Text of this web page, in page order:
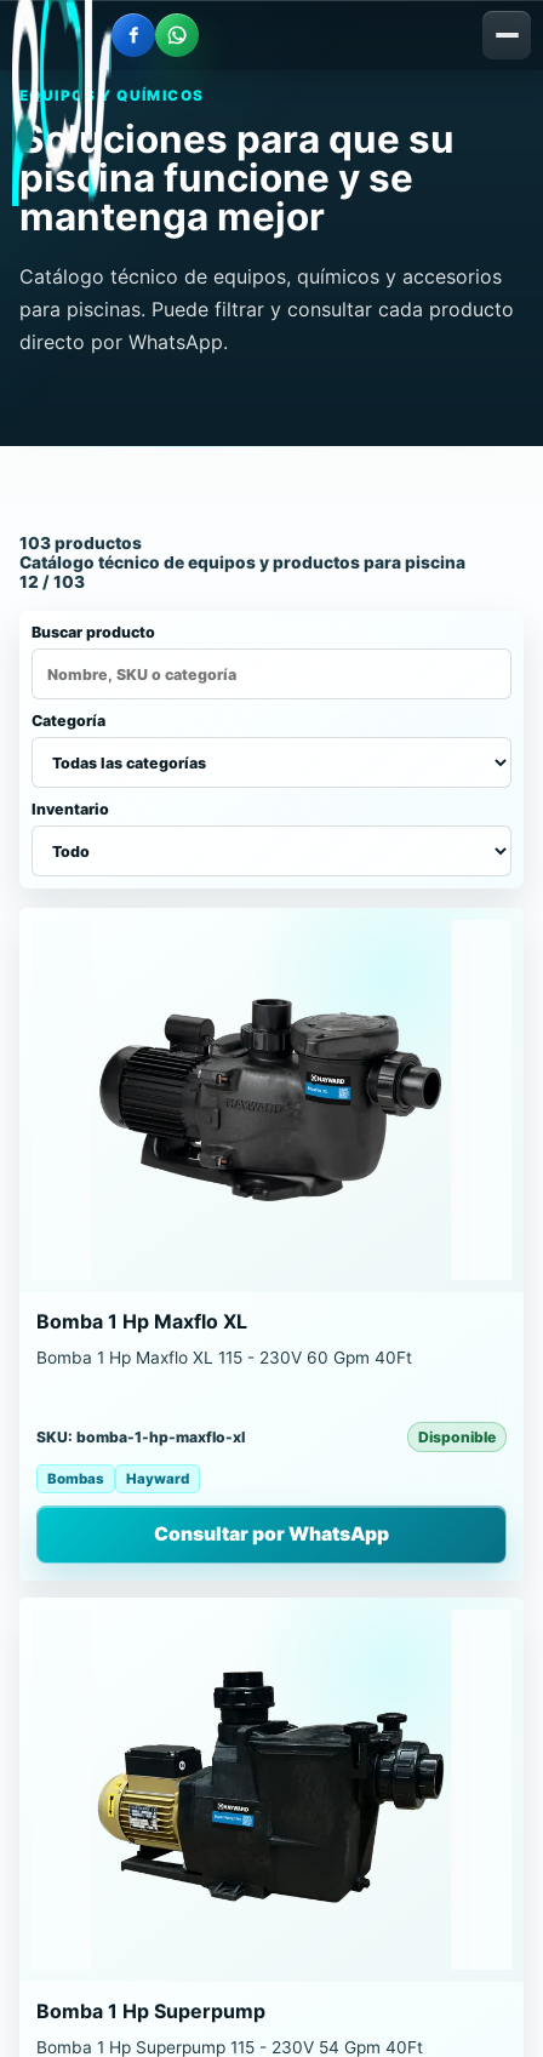
EQUIPOS Y QUÍMICOS
Soluciones para que su
piscina funcione y se
mantenga mejor
Catálogo técnico de equipos, químicos y accesorios
para piscinas. Puede filtrar y consultar cada producto
directo por WhatsApp.
Catálogo
de
productos
para
piscina
103 productos
Catálogo técnico de equipos y productos para piscina
12 / 103
Buscar producto
Categoría
Inventario
Bomba 1 Hp Maxflo XL
Bomba 1 Hp Maxflo XL 115 - 230V 60 Gpm 40Ft
SKU: bomba-1-hp-maxflo-xl Disponible
Bombas Hayward
Consultar por WhatsApp
Bomba 1 Hp Superpump
Bomba 1 Hp Superpump 115 - 230V 54 Gpm 40Ft